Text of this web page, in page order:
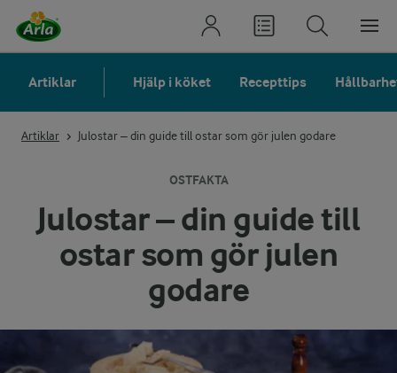
Artiklar Hjälp i köket Recepttips
Artiklar Julostar – din guide till ostar som gör julen godare
OSTFAKTA
Julostar – din guide till
ostar som gör julen
godare